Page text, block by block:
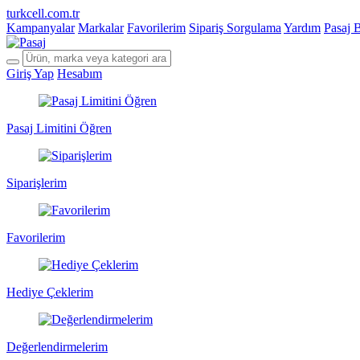
turkcell.com.tr
Kampanyalar Markalar Favorilerim Sipariş Sorgulama Yardım Pasaj
Giriş Yap Hesabım
Pasaj Limitini Öğren
Siparişlerim
Favorilerim
Hediye Çeklerim
Değerlendirmelerim